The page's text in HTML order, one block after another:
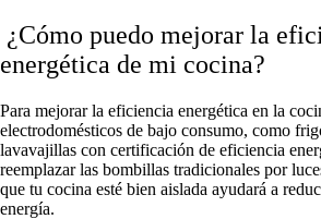
¿Cómo puedo mejorar la
energética de mi cocina?
Para mejorar la eficiencia energética en la
electrodomésticos de bajo consumo, como
lavavajillas con certificación de eficiencia
reemplazar las bombillas tradicionales por
que tu cocina esté bien aislada ayudará a
energía.